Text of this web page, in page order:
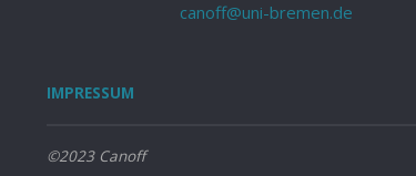
canoff@uni-bremen.de
IMPRESSUM
©2023 Canoff